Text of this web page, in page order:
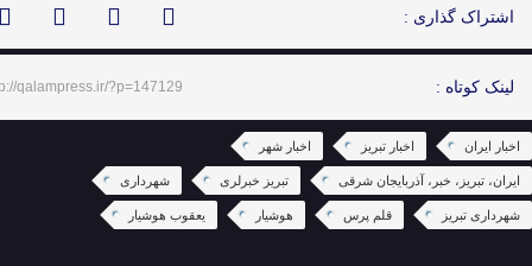
اشتراک گذاری :
لینک کوتاه : qalampress.ir/?p=147129
اخبار ایران اخبار تبریز اخبار شهر
ایران، تبریز، خبر، آذربایجان شرقی تبریز خبرلری شهرداری
شهرداری تبریز قلم پرس هوشیار یعقوب هوشیار